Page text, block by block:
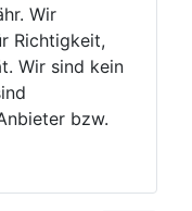
Wir
Richtigkeit,
Wir sind kein
bzw.